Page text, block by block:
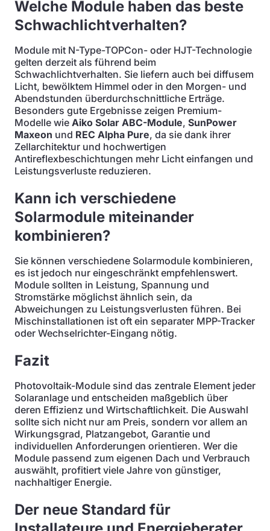
Welche Module haben das beste
Schwachlichtverhalten?
Module mit N-Type-TOPCon- oder HJT-Technologie
gelten derzeit als führend beim
Schwachlichtverhalten. Sie liefern auch bei diffusem
Licht, bewölktem Himmel oder in den Morgen- und
Abendstunden überdurchschnittliche Erträge.
Besonders gute Ergebnisse zeigen Premium-
Modelle wie Aiko Solar ABC-Module, SunPower
Maxeon und REC Alpha Pure, da sie dank ihrer
Zellarchitektur und hochwertigen
Antireflexbeschichtungen mehr Licht einfangen und
Leistungsverluste reduzieren.
Kann ich verschiedene
Solarmodule miteinander
kombinieren?
Sie können verschiedene Solarmodule kombinieren,
es ist jedoch nur eingeschränkt empfehlenswert.
Module sollten in Leistung, Spannung und
Stromstärke möglichst ähnlich sein, da
Abweichungen zu Leistungsverlusten führen. Bei
Mischinstallationen ist oft ein separater MPP-Tracker
oder Wechselrichter-Eingang nötig.
Fazit
Photovoltaik-Module sind das zentrale Element jeder
Solaranlage und entscheiden maßgeblich über
deren Effizienz und Wirtschaftlichkeit. Die Auswahl
sollte sich nicht nur am Preis, sondern vor allem an
Wirkungsgrad, Platzangebot, Garantie und
individuellen Anforderungen orientieren. Wer die
Module passend zum eigenen Dach und Verbrauch
auswählt, profitiert viele Jahre von günstiger,
nachhaltiger Energie.
Der neue Standard für